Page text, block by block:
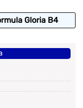
Gloria B4